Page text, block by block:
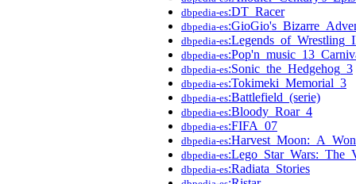
dbpedia-es:DT_Racer
dbpedia-es
dbpedia-es
dbpedia-es
dbpedia-es:Sonic_the_Hedgehog_3
dbpedia-es:Tokimeki_Memorial_3
dbpedia-es:Battlefield_(serie)
dbpedia-es:Bloody_Roar_4
dbpedia-es:FIFA_07
dbpedia-es
dbpedia-es
dbpedia-es:Radiata_Stories